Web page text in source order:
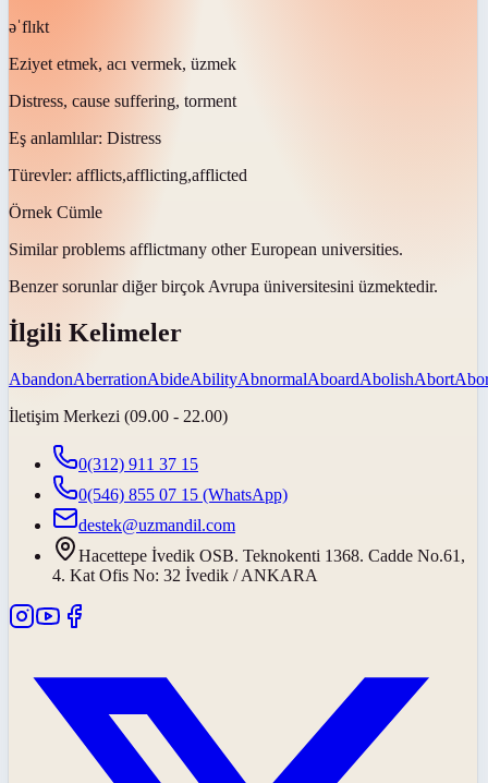
əˈflɪkt
Eziyet etmek, acı vermek, üzmek
Distress, cause suffering, torment
Eş anlamlılar: Distress
Türevler: afflicts,afflicting,afflicted
Örnek Cümle
Similar problems afflictmany other European universities.
Benzer sorunlar diğer birçok Avrupa üniversitesini üzmektedir.
İlgili Kelimeler
AbandonAberrationAbideAbilityAbnormalAboardAbolishAbort
İletişim Merkezi (09.00 - 22.00)
0(312) 911 37 15
0(546) 855 07 15 (WhatsApp)
destek@uzmandil.com
Hacettepe İvedik OSB. Teknokenti 1368. Cadde No.61,
4. Kat Ofis No: 32 İvedik / ANKARA